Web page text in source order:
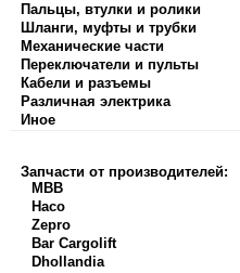
Пальцы, втулки и ролики
Шланги, муфты и трубки
Механические части
Переключатели и пульты
Кабели и разъемы
Различная электрика
Иное
Запчасти от производителей:
MBB
Haco
Zepro
Bar Cargolift
Dhollandia